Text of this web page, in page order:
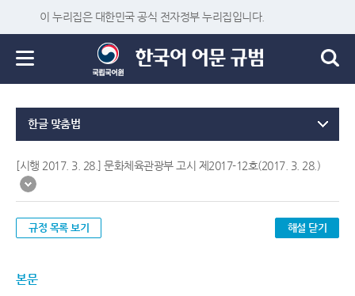
이 누리집은 대한민국 공식 전자정부 누리집입니다.
한글 맞춤법
[시행 2017. 3. 28.] 문화체육관광부 고시 제2017-12호(2017. 3. 28.)
규정 목록 보기 해설 닫기
본문